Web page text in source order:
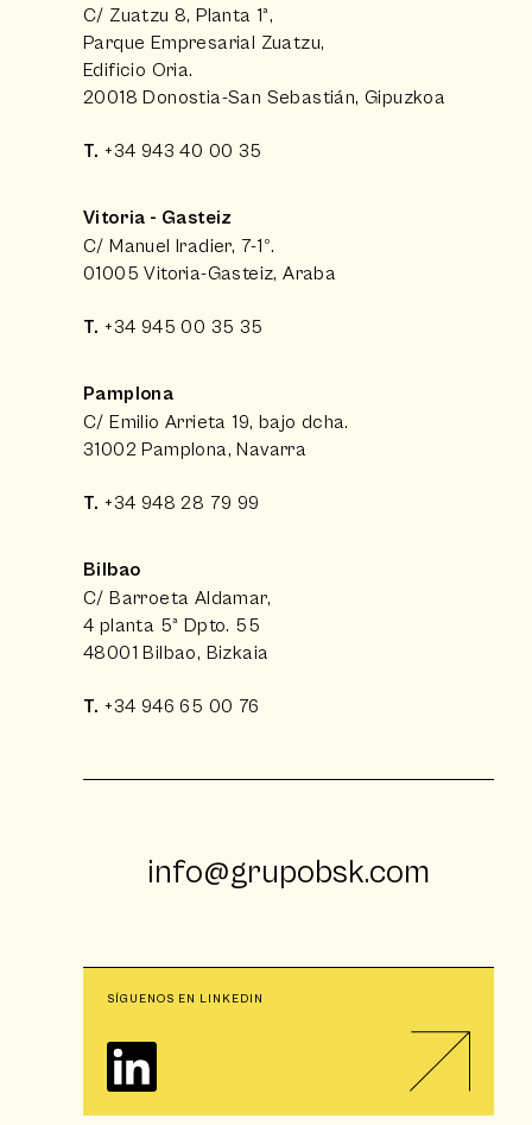
C/ Zuatzu 8, Planta 1ª,
Parque Empresarial Zuatzu,
Edificio Oria.
20018 Donostia-San Sebastián, Gipuzkoa
T. +34 943 40 00 35
Vitoria - Gasteiz
C/ Manuel Iradier, 7-1º.
01005 Vitoria-Gasteiz, Araba
T. +34 945 00 35 35
Pamplona
C/ Emilio Arrieta 19, bajo dcha.
31002 Pamplona, Navarra
T. +34 948 28 79 99
Bilbao
C/ Barroeta Aldamar,
4 planta 5ª Dpto. 55
48001 Bilbao, Bizkaia
T. +34 946 65 00 76
info@grupobsk.com
SÍGUENOS EN LINKEDIN